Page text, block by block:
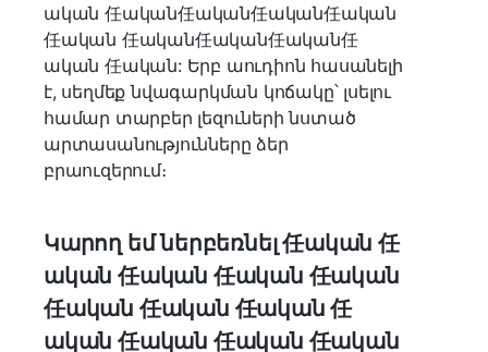
ական 任ական任ական任ական任ական
任ական 任ական任ական任ական任
ական 任ական: Երբ աուդիոն հասանելի
է, սեղմեք նվագարկման կոճակը՝ լսելու
համար տարբեր լեզուների նստած
արտասանությունները ձեր
բրաուզերում։
Կարող եմ ներբեռնել 任ական 任
ական 任ական 任ական 任ական
任ական 任ական 任ական 任
ական 任ական 任ական 任ական